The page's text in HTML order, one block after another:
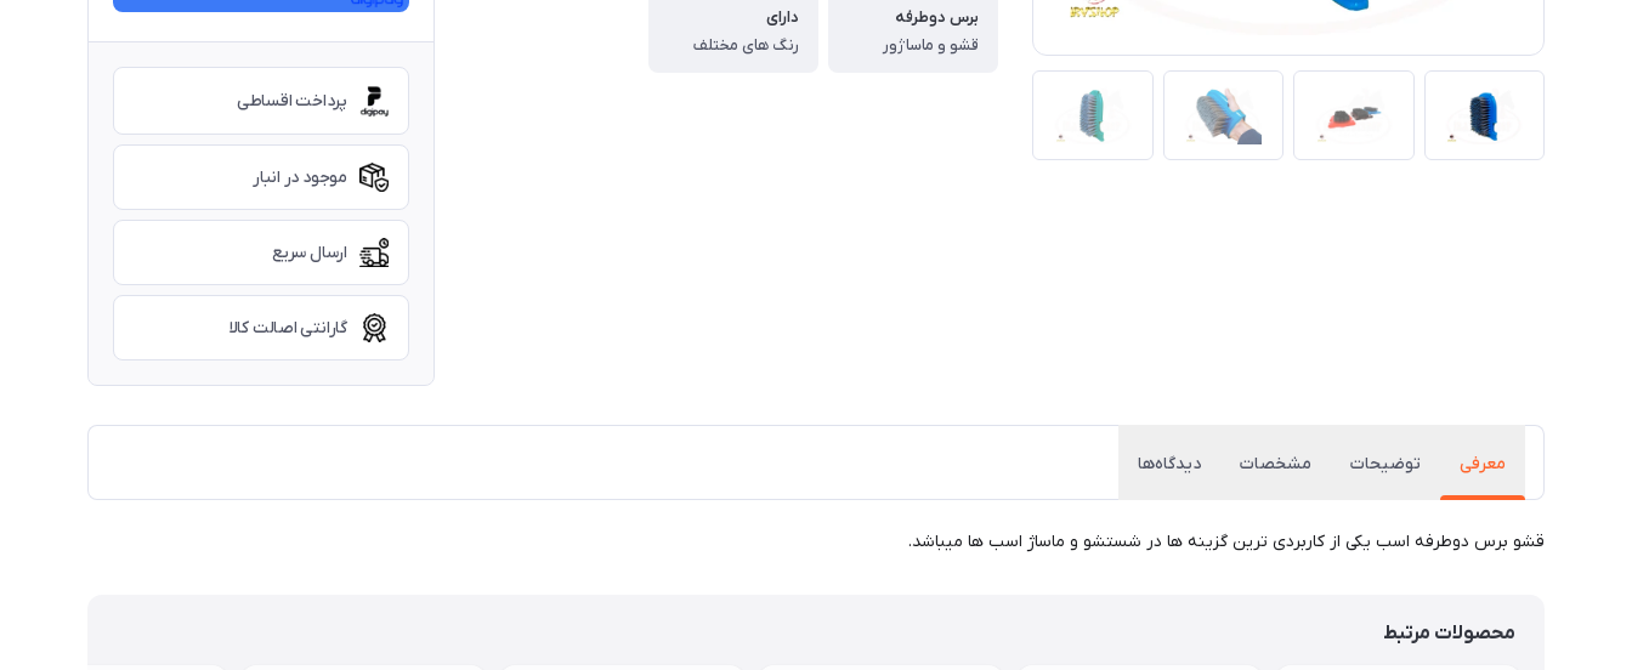
برس دوطرفه
قشو و ماساژور
دارای
رنگ های مختلف
پرداخت اقساطی
موجود در انبار
ارسال سریع
گارانتی اصالت کالا
معرفی توضیحات مشخصات دیدگاه‌ها
قشو برس دوطرفه اسب یکی از کاربردی ترین گزینه ها در شستشو و ماساژ اسب ها میباشد.
محصولات مرتبط